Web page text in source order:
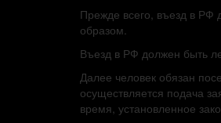
Прежде всего, въезд в
образом.
Въезд в РФ должен быть
Далее человек обязан
осуществляется подача
время, установленное